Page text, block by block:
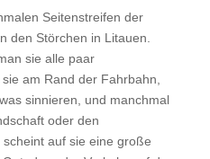
Seitenstreifen der
den Störchen in Litauen.
sie alle paar
am Rand der Fahrbahn,
sinnieren, und manchmal
oder den
auf sie eine große